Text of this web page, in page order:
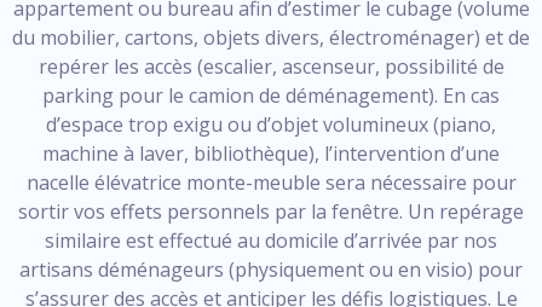
appartement ou bureau afin d’estimer le cubage (volume
du mobilier, cartons, objets divers, électroménager) et de
repérer les accès (escalier, ascenseur, possibilité de
parking pour le camion de déménagement). En cas
d’espace trop exigu ou d’objet volumineux (piano,
machine à laver, bibliothèque), l’intervention d’une
nacelle élévatrice monte-meuble sera nécessaire pour
sortir vos effets personnels par la fenêtre. Un repérage
similaire est effectué au domicile d’arrivée par nos
artisans déménageurs (physiquement ou en visio) pour
s’assurer des accès et anticiper les défis logistiques. Le